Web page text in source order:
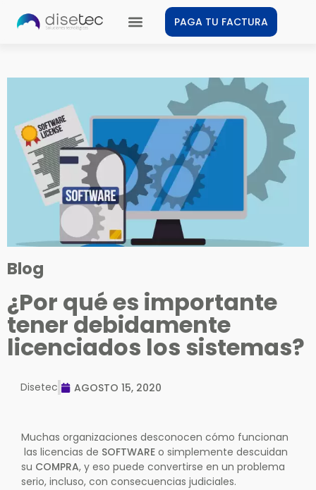
PAGA TU FACTURA
Blog
¿Por qué es importante
tener debidamente
licenciados los sistemas?
Disetec AGOSTO 15, 2020
Muchas organizaciones desconocen cómo funcionan
las licencias de SOFTWARE o simplemente descuidan
su COMPRA, y eso puede convertirse en un problema
serio, incluso, con consecuencias judiciales.